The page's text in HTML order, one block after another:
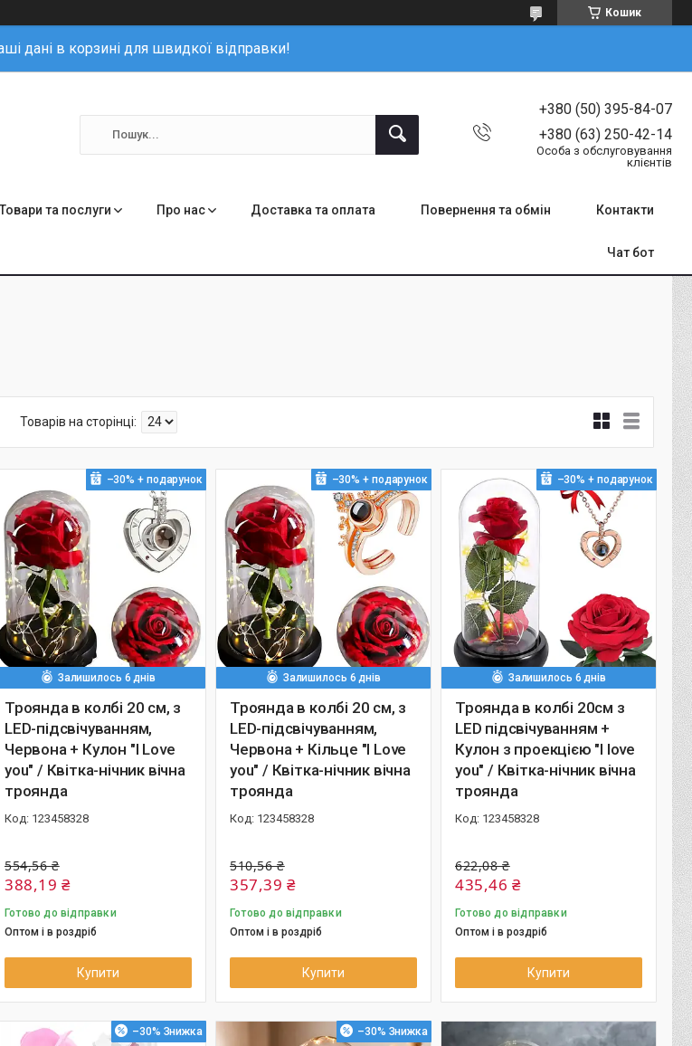
Кошик
дані в корзині для швидкої відправки!
+380 (50) 395-84-07
+380 (63) 250-42-14
Особа з обслуговування
клієнтів
Товари та послуги Про нас Доставка та оплата Повернення та обмін Контакти
Чат бот
–30%
Залишилось 6 днів
Троянда в колбі 20 см, з
LED-підсвічуванням,
Червона + Кулон "I Love
you" / Квітка-нічник вічна
троянда
123458328
554,56 ₴
388,19 ₴
Готово до відправки
Оптом і в роздріб
Купити
–30%
Залишилось 6 днів
Троянда в колбі 20 см, з
LED-підсвічуванням,
Червона + Кільце "I Love
you" / Квітка-нічник вічна
троянда
123458328
510,56 ₴
357,39 ₴
Готово до відправки
Оптом і в роздріб
Купити
–30%
Залишилось 6 днів
Троянда в колбі 20см з
LED підсвічуванням +
Кулон з проекцією "I love
you" / Квітка-нічник вічна
троянда
123458328
622,08 ₴
435,46 ₴
Готово до відправки
Оптом і в роздріб
Купити
–30% –30%